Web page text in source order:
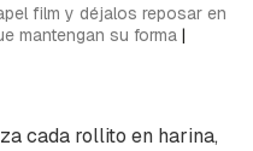
film y déjalos reposar en
mantengan su forma |
cada rollito en harina,